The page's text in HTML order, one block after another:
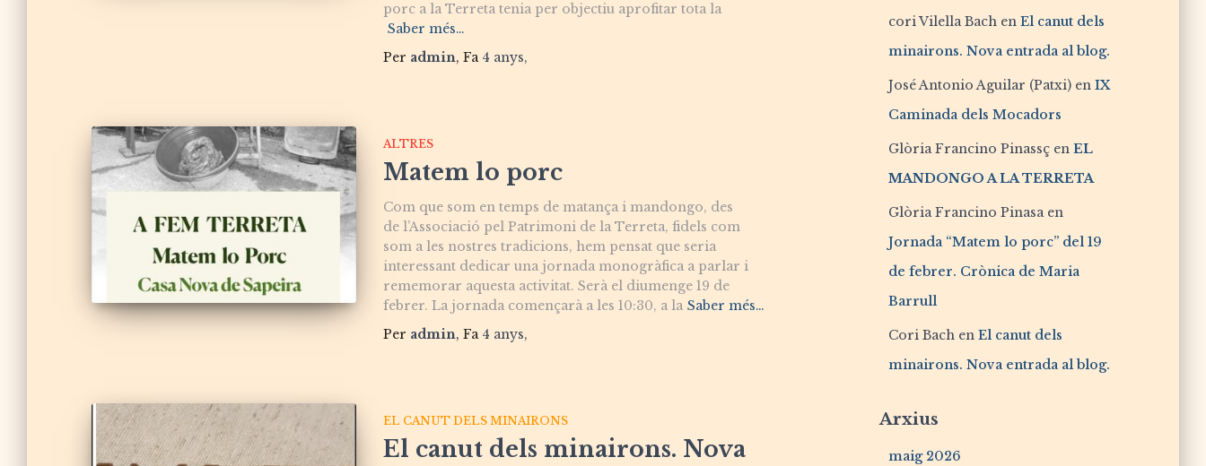
porc a la Terreta tenia per objectiu aprofitar tota la
Saber més…
Per admin, Fa 4 anys,
ALTRES
Matem lo porc
Com que som en temps de matança i mandongo, des
de l’Associació pel Patrimoni de la Terreta, fidels com
som a les nostres tradicions, hem pensat que seria
interessant dedicar una jornada monogràfica a parlar i
rememorar aquesta activitat. Serà el diumenge 19 de
febrer. La jornada començarà a les 10:30, a la Saber més…
Per admin, Fa 4 anys,
EL CANUT DELS MINAIRONS
El canut dels minairons. Nova
cori Vilella Bachen El canut dels
minairons. Nova entrada al blog.
José Antonio Aguilar (Patxi)en IX
Caminada dels Mocadors
Glòria Francino Pinassçen EL
MANDONGO A LA TERRETA
Glòria Francino Pinasaen
Jornada “Matem lo porc” del 19
de febrer. Crònica de Maria
Barrull
Cori Bachen El canut dels
minairons. Nova entrada al blog.
Arxius
maig 2026